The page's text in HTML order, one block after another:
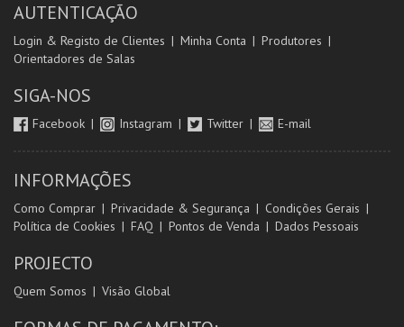
AUTENTICAÇÃO
Login & Registo de Clientes Minha Conta
Produtores
Orientadores de Salas
SIGA-NOS
Facebook Instagram Twitter E-mail
INFORMAÇÕES
Como Comprar Privacidade & Segurança
Condições Gerais
Política de Cookies
FAQ Pontos de Venda Dados Pessoais
PROJECTO
Quem Somos Visão Global